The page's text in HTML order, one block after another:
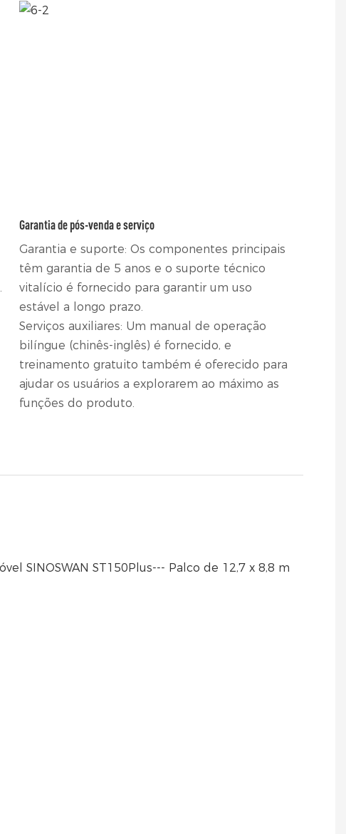
Garantia de pós-venda e serviço
Garantia e suporte: Os componentes principais
têm garantia de 5 anos e o suporte técnico
vitalício é fornecido para garantir um uso
estável a longo prazo.
Serviços auxiliares: Um manual de operação
bilíngue (chinês-inglês) é fornecido, e
treinamento gratuito também é oferecido para
ajudar os usuários a explorarem ao máximo as
funções do produto.